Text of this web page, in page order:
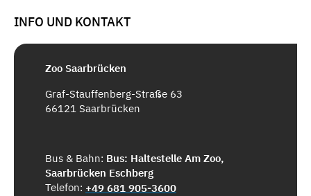
INFO UND KONTAKT
Zoo Saarbrücken
Graf-Stauffenberg-Straße 63
66121 Saarbrücken
Bus & Bahn: Bus: Haltestelle Am Zoo,
Saarbrücken Eschberg
Telefon: +49 681 905-3600